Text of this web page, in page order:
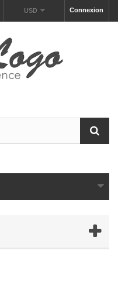
Connexion
USD